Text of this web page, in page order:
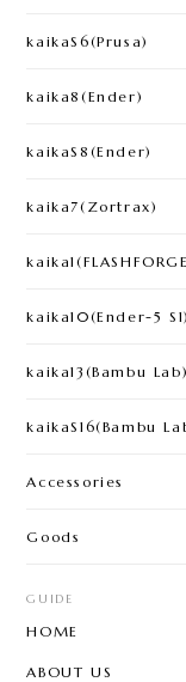
kaikaS6(Prusa)
kaika8(Ender)​
kaikaS8(Ender)
kaika7(Zortrax)
kaika10(Ender-5 S1)
kaika13(Bambu Lab)
kaikaS16(Bambu
Accessories
Goods
GUIDE
HOME
ABOUT US